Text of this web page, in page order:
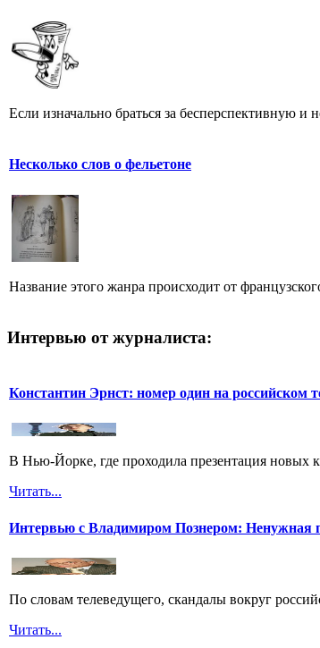
Если изначально браться за бесперспективную
Несколько слов о фельетоне
Название этого жанра происходит от
Интервью от журналиста:
Константин Эрнст: номер один на российском
В Нью-Йорке, где проходила презентация новых
Читать...
Интервью с Владимиром Познером:
По словам телеведущего, скандалы вокруг
Читать...